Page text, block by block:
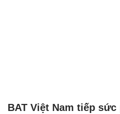
BAT Việt Nam tiếp